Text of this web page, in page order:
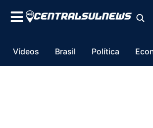
Vídeos Brasil Política